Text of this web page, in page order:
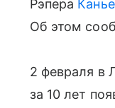
Рэпера
Об этом
2 февраля в
за 10 лет